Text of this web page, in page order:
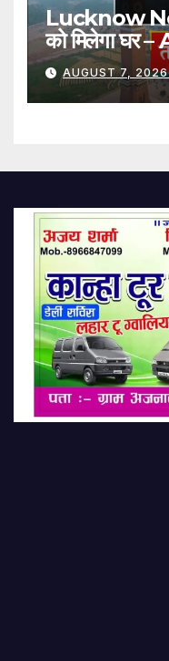
Lucknow
को मिलेगा घर
Two Lakh
AUGUST 7,